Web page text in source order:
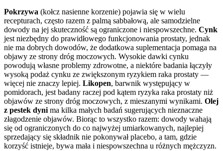
Pokrzywa (kołcz nasienne korzenie) pojawia się w wielu
recepturach, często razem z palmą sabbałową, ale samodzielne
dowody na jej skuteczność są ograniczone i niespowszechne. Cynk
jest niezbędny do prawidłowego funkcjonowania prostaty, jednak
nie ma dobrych dowodów, że dodatkowa suplementacja pomaga na
objawy ze strony dróg moczowych. Wysokie dawki cynku
powodują własne problemy zdrowotne, a niektóre badania łączyły
wysoką podaż cynku ze zwiększonym ryzykiem raka prostaty —
więcej nie znaczy lepiej. Likopen, barwnik występujący w
pomidorach, jest badany raczej pod kątem ryzyka raka prostaty niż
objawów ze strony dróg moczowych, z mieszanymi wynikami. Olej
z pestek dyni ma kilka małych badań sugerujących nieznaczne
złagodzenie objawów. Biorąc to wszystko razem: dowody wahają
się od ograniczonych do co najwyżej umiarkowanych, najlepiej
sprzedający się składnik nie pokonywał placebo, a tam, gdzie
korzyść istnieje, bywa mała i niespowszechna u różnych mężczyzn.